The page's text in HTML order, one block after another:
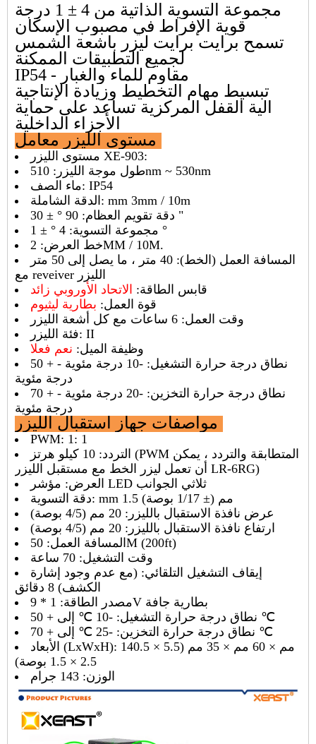
مجموعة التسوية الذاتية من 4 ± 1 درجة
قوية الإفراط في مصبوب الإسكان
تسمح برايت برايت ليزر بأشعة الشمس
لجميع التطبيقات الممكنة
IP54 - مقاوم للماء والغبار
تبسيط مهام التخطيط وزيادة الإنتاجية
آلية القفل المركزية تساعد على حماية
الأجزاء الداخلية
مستوى الليزر
مستوى الليزر XE-903:
طول موجة الليزر: 510nm ~ 530nm
ماء الصف: IP54
الدقة الشاملة: mm 3mm / 10m
دقة تقويم العظام: 90 ° ± 30 "
مجموعة التسوية: 4 ° ± 1 °
خط العرض: 2MM / 10M.
المسافة العمل (الخط): 40 متر ، ما يصل إلى 50 متر
مع reveiver الليزر
قابس الطاقة: الاتحاد الأوروبي زائد
قوة العمل:
وقت العمل: 6 ساعات مع كل أشعة الليزر
فئة الليزر: II
وظيفة الميل: نعم فعلا
نطاق درجة حرارة التشغيل: -10 درجة مئوية - + 50
درجة مئوية
نطاق درجة حرارة التخزين: -20 درجة مئوية - + 70
درجة مئوية
PWM: 1: 1
التردد: 10 كيلو هرتز (PWM المتطابقة والتردد ، يمكن
أن تعمل ليزر الخط مع مستقبل الليزر LR-6RG)
العرض: مؤشر LED ثلاثي الجوانب
دقة التسوية: mm 1.5 مم (± 1/17 بوصة)
عرض نافذة الاستقبال بالليزر: 20 مم (4/5 بوصة)
ارتفاع نافذة الاستقبال بالليزر: 20 مم (4/5 بوصة)
المسافة العمل: 50M (200ft)
وقت التشغيل: 70 ساعة
إيقاف التشغيل التلقائي: (مع عدم وجود إشارة
الكشف) 8 دقائق
مصدر الطاقة: 1 * 9V بطارية جافة
نطاق درجة حرارة التشغيل: -10 ℃ إلى + 50 ℃
نطاق درجة حرارة التخزين: -25 ℃ إلى + 70 ℃
الأبعاد (LxWxH): 140.5 مم × 60 مم × 35 مم (5.5 ×
2.5 × 1.5 بوصة)
الوزن: 143 جرام